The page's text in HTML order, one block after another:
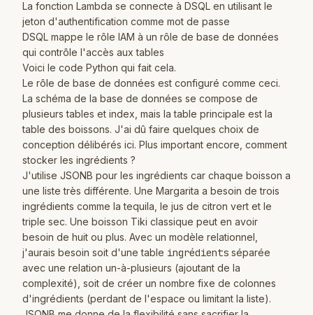
La fonction Lambda se connecte à DSQL en utilisant le
jeton d'authentification comme mot de passe
DSQL mappe le rôle IAM à un rôle de base de données
qui contrôle l'accès aux tables
Voici le code Python qui fait cela.
Le rôle de base de données est configuré comme ceci.
La schéma de la base de données se compose de
plusieurs tables et index, mais la table principale est la
table des boissons. J'ai dû faire quelques choix de
conception délibérés ici. Plus important encore, comment
stocker les ingrédients ?
J'utilise JSONB pour les ingrédients car chaque boisson a
une liste très différente. Une Margarita a besoin de trois
ingrédients comme la tequila, le jus de citron vert et le
triple sec. Une boisson Tiki classique peut en avoir
besoin de huit ou plus. Avec un modèle relationnel,
j'aurais besoin soit d'une table ingrédients séparée
avec une relation un-à-plusieurs (ajoutant de la
complexité), soit de créer un nombre fixe de colonnes
d'ingrédients (perdant de l'espace ou limitant la liste).